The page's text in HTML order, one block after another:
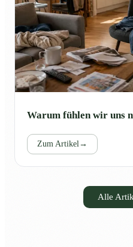
Warum fühlen wir uns
Zum Artikel →
Alle